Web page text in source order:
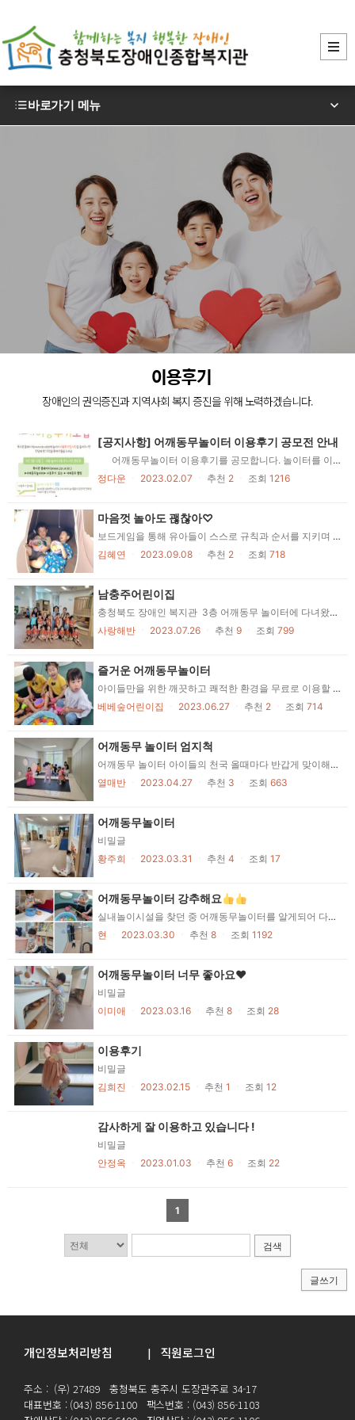
바로가기 메뉴
장애인의 복지증진
늘 처음의 마음으로 함께 하겠습니다.
이용후기
장애인의 권익증진과 지역사회 복지 증진을 위해 노력하겠습니다.
[공지사항] 어깨동무놀이터 이용후기 공모전 안내
어깨동무놀이터 이용후기를 공모합니다. 놀이터를 이용하면서 느낀점, 우리 아이들의 놀이활동의 긍정적인 변화와 놀이터를 이용하는사진, 환하게 웃으며 놀이하는 아이들의 사진을 올려주시면 한달에 1번 추첨을 통해 선물을 드려요 이용후기 남겨주실때 연락처 꼭 남겨주세요
정다운
2023.02.07 추천 2 조회 1216
마음껏 놀아도 괞찮아♡
보드게임을 통해 유아들이 스스로 규칙과 순서를 지키며 놀이하고, 내가 좋아하는 친구와, 내가 좋아하는 놀잇감으로 함께 놀이 하니 시간이 가는 줄 모른고 놀이했어요! 무엇보다 쾌적하고 넓은 공간~아이들이 많아도 전혀 복잡하지 않고 놀잇감을 자유롭게 선택 하고 놀이할수있어 좋았답니다♡ 은동어린이집 다섯살 친구들♡
김혜연
2023.09.08 추천 2 조회 718
남충주어린이집
충청북도 장애인 복지관 3층 어깨동무 놀이터에 다녀왔어요.^^ 복지관 입구에 들어서며 반갑게 맞아 주시는 어르신들께 인사도 드리고, 친절한 봉사자 선생님의 안내를 받으며 엘리베이터를 이용해 3층 놀이터로 이동했답니다. 두 번째 방문이라 그런지 아이들이 각자 좋아하는 놀이공간을 찾아 신나게 뛰어 들어가는 모습이 너무 귀여웠어요. 놀이공간과 분리되어 있어 더 안전하게 이용할 수 있는 트램플린 위에서 높이 높이 점프도 하고... 그물을 조심스럽게 건너 나무 미끄럼틀 타고 슝~~ 볼풀 놀이, 주방 놀이와 마트 놀이...키즈카페처럼 놀이공간이 분리되어 있어 많은 인원이 이용해도 불편함이 없어 너무 좋았어요. 누구나 무료로 예약하면 이용이 가능하고...장애, 비장애 아동이 함께 이용할 수 있는 좋은 취지의 놀이공간이 가까운 곳에 있어 감사하게 잘 이용하고 있습니다.^^
사랑해반
2023.07.26 추천 9 조회 799
즐거운 어깨동무놀이터
아이들만을 위한 깨끗하고 쾌적한 환경을 무료로 이용할 수 있어 너무 좋았습니다. 또한 아이들 눈높이 맞는 다양한 놀잇감 또한 너무 좋았답니다. ~^^ 기회가 된다면 다음에도 이용하고 싶습니다.
베베숲어린이집
2023.06.27 추천 2 조회 714
어깨동무 놀이터 엄지척
어깨동무 놀이터 아이들의 천국 올때마다 반갑게 맞이해주시는 봉사자 선생님들과 항상 깨끗하게 관리되는 어깨동무 놀이터 너무 좋아요 다녀오면 아이들이 언제가요?또 가고 싶어요라고 이야기해 한 달에 한 번은 꼭 단체예약해 찾는 기관이예요 아이들을 위한 공간과 놀이시설이 너무 잘 되어있는 이런곳이 무료로 이용되니 너무 좋은거 같아요 시에서 아이들이 활용할수 있는 놀이기관들을 많이 만들어주어 너무 감사합니다 매번 결석하다가도 어깨동무 놀이터가요 하면 결석없이 즐겁게 등원하는 우리 아이들 오늘도 즐겁고 신나게 놀다왔어요 어깨동무 놀이터 엄지척이예요^^ -엄지어린이집 열매반 일동-
열매반
2023.04.27 추천 3 조회 663
어깨동무놀이터
비밀글
황주희
2023.03.31 추천 4 조회 17
어깨동무놀이터 강추해요
실내놀이시설을 찾던 중 어깨동무놀이터를 알게되어 다녀왔어요^^ 생각보다 넓고 미끄럼틀, 트램플린, 볼풀장, 주방놀이 등 이것저것 놀이도구도 다양하고 아이들이 좋아할만한 것들이 많았어요♡ 안전하고 따뜻한 분위기 덕분인지 무서워서 타지못했던 미끄럼틀 흔들다리와 그물도 건너보고았어요ㅎ 재미있었는지 다음에 또 오자고하네요^^ 처음가는거라 엘레베이터를 못찾아 주변분들께 여쭤보았는데, 친절하게 알려주시고 인사해주셔서 넘 감사했답니다
현
2023.03.30 추천 8 조회 1192
어깨동무놀이터 너무 좋아요♥
비밀글
이미애
2023.03.16 추천 8 조회 28
이용후기
비밀글
김희진
2023.02.15 추천 1 조회 12
감사하게 잘 이용하고 있습니다 !
비밀글
안정옥
2023.01.03 추천 6 조회 22
1
검색
글쓰기
개인정보처리방침 | 직원로그인
주소 : (우) 27489 충청북도 충주시 도장관주로 34-17
대표번호 : (043) 856-1100 팩스번호 : (043) 856-1103